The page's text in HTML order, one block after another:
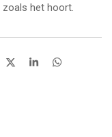
zoals het hoort.
D
S
D